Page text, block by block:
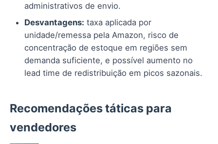
administrativos de envio.
Desvantagens: taxa aplicada por
unidade/remessa pela Amazon, risco de
concentração de estoque em regiões sem
demanda suficiente, e possível aumento no
lead time de redistribuição em picos sazonais.
Recomendações táticas para
vendedores